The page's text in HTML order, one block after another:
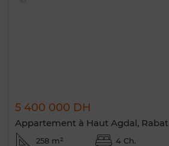
5 400 000 DH
Appartement à Haut Agdal, Rabat
258 m² 4 Ch.